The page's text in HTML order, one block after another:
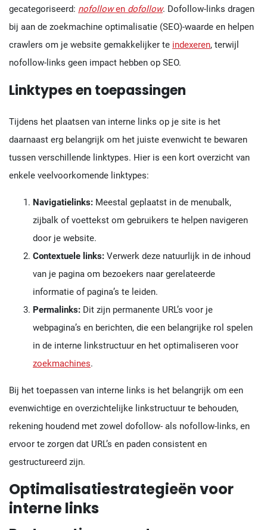
gecategoriseerd: nofollowen dofollow. Dofollow-links dragen
bij aan de zoekmachine optimalisatie (SEO)-waarde en helpen
crawlers om je website gemakkelijker te indexeren, terwijl
nofollow-links geen impact hebben op SEO.
Linktypes en toepassingen
Tijdens het plaatsen van interne links op je site is het
daarnaast erg belangrijk om het juiste evenwicht te bewaren
tussen verschillende linktypes. Hier is een kort overzicht van
enkele veelvoorkomende linktypes:
Navigatielinks: Meestal geplaatst in de menubalk,
zijbalk of voettekst om gebruikers te helpen navigeren
door je website.
Contextuele links: Verwerk deze natuurlijk in de inhoud
van je pagina om bezoekers naar gerelateerde
informatie of pagina’s te leiden.
Permalinks: Dit zijn permanente URL’s voor je
webpagina’s en berichten, die een belangrijke rol spelen
in de interne linkstructuur en het optimaliseren voor
zoekmachines.
Bij het toepassen van interne links is het belangrijk om een
evenwichtige en overzichtelijke linkstructuur te behouden,
rekening houdend met zowel dofollow- als nofollow-links, en
ervoor te zorgen dat URL’s en paden consistent en
gestructureerd zijn.
Optimalisatiestrategieën voor
interne links